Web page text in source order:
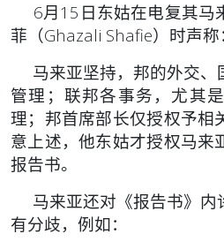
6月15日东姑在电复其马
菲（Ghazali Shafie）时声称
马来亚坚持，邦的外交、
管理；联邦各事务，尤其
理；邦首席部长仅授权予相
意上述，他东姑才授权马来
报告书。
马来亚还对《报告书》内
有分歧，例如：